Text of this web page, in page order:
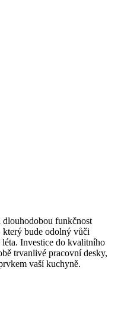
dlouhodobou funkčnost
který bude odolný vůči
Investice do kvalitního
trvanlivé pracovní desky,
vaší kuchyně.